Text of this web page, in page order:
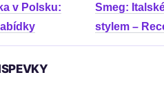
v Polsku:
Smeg:
stylem –